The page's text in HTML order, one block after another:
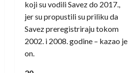
koji su vodili Savez do 2017.,
jer su propustili su priliku da
Savez preregistriraju tokom
2002. i 2008. godine – kazao je
on.